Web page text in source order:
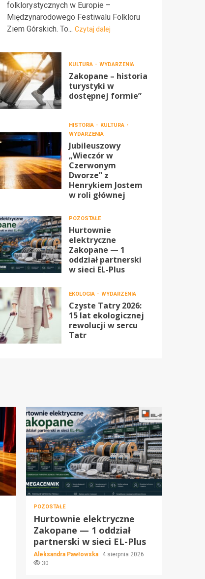
folklorystycznych w Europie –
Międzynarodowego Festiwalu Folkloru
Ziem Górskich. To... Czytaj dalej
KULTURA WYDARZENIA
Zakopane – historia
turystyki w
dostępnej formie”
HISTORIA
KULTURA
WYDARZENIA
Jubileuszowy
„Wieczór w
Czerwonym
Dworze” z
Henrykiem Jostem
w roli głównej
POZOSTAŁE
Hurtownie
elektryczne
Zakopane — 1
oddział partnerski
w sieci EL-Plus
EKOLOGIA WYDARZENIA
Czyste Tatry 2026:
15 lat ekologicznej
rewolucji w sercu
Tatr
POZOSTAŁE
Hurtownie elektryczne
Zakopane — 1 oddział
partnerski w sieci EL-Plus
Aleksandra Pawłowska
4 sierpnia 2026
30